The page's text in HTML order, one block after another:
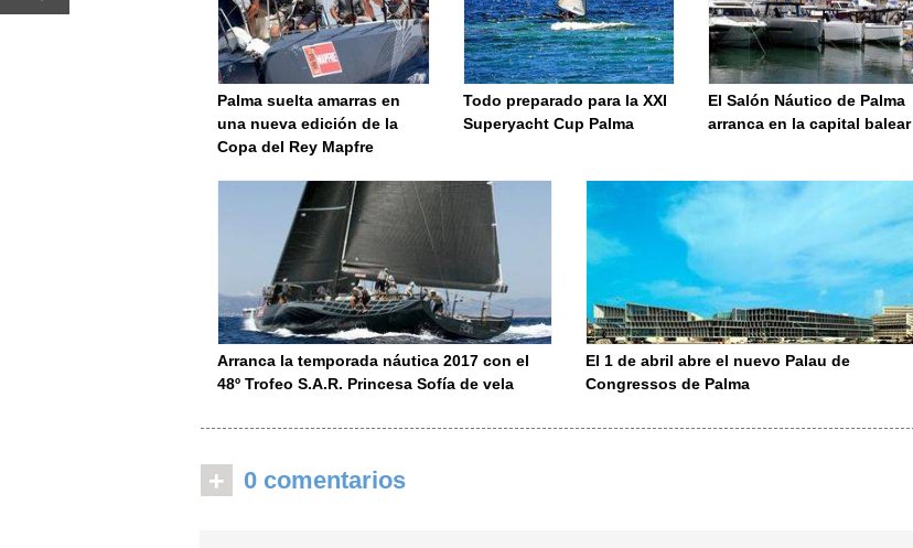
Palma suelta amarras en
una nueva edición de la
Copa del Rey Mapfre
Todo preparado para la XXI
Superyacht Cup Palma
El Salón Náutico de Palma
arranca en la capital balear
Arranca la temporada náutica 2017 con el
48º Trofeo S.A.R. Princesa Sofía de vela
El 1 de abril abre el nuevo Palau de
Congressos de Palma
+ 0 comentarios